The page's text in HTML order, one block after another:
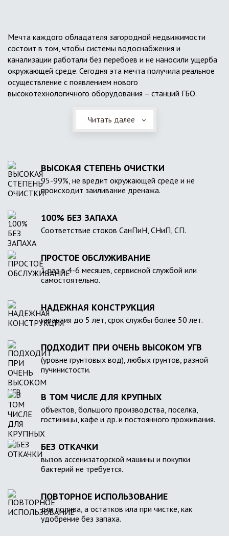
Мечта каждого обладателя загородной недвижимости
состоит в том, чтобы системы водоснабжения и
канализации работали без перебоев и не наносили ущерба
окружающей среде. Сегодня эта мечта получила реальное
осуществление с появлением нового
высокотехнологичного оборудования – станций ГБО.
Читать далее
ВЫСОКАЯ СТЕПЕНЬ ОЧИСТКИ
95-99%, не вредит окружающей среде и не
происходит заиливание дренажа.
100% БЕЗ ЗАПАХА
Соответствие стоков СанПиН, СНиП, СП.
ПРОСТОЕ ОБСЛУЖИВАНИЕ
1 раз в 4-6 месяцев, сервисной службой или
самостоятельно.
НАДЕЖНАЯ КОНСТРУКЦИЯ
гарантия до 5 лет, срок службы более 50 лет.
ПОДХОДИТ ПРИ ОЧЕНЬ ВЫСОКОМ УГВ
(уровне грунтовых вод), любых грунтов, разной
пучинистости.
В ТОМ ЧИСЛЕ ДЛЯ КРУПНЫХ
объектов, большого производства, поселка,
гостиницы, кафе и др. и постоянного проживания.
БЕЗ ОТКАЧКИ
вызов ассенизаторской машины и покупки
бактерий не требуется.
ПОВТОРНОЕ ИСПОЛЬЗОВАНИЕ
для полива, а остатков ила при чистке, как
удобрение без запаха.